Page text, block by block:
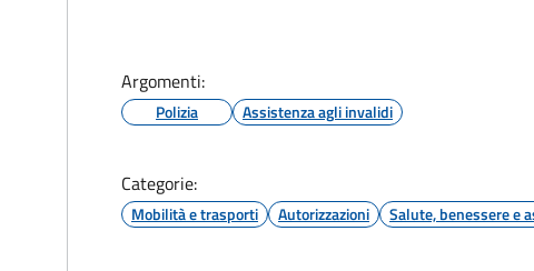
Argomenti:
Polizia Assistenza agli invalidi
Categorie:
Mobilità e trasporti Autorizzazioni Salute, benessere e